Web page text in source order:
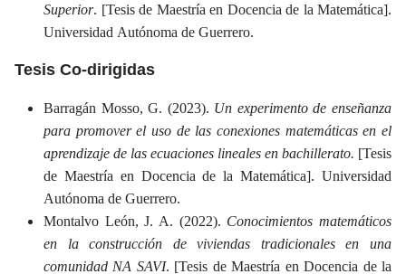
Superior. [Tesis de Maestría en Docencia de la Matemática].
Universidad Autónoma de Guerrero.
Tesis Co-dirigidas
Barragán Mosso, G. (2023). Un experimento de enseñanza
para promover el uso de las conexiones matemáticas en el
aprendizaje de las ecuaciones lineales en bachillerato. [Tesis
de Maestría en Docencia de la Matemática]. Universidad
Autónoma de Guerrero.
Montalvo León, J. A. (2022). Conocimientos matemáticos
en la construcción de viviendas tradicionales en una
comunidad NA SAVI. [Tesis de Maestría en Docencia de la